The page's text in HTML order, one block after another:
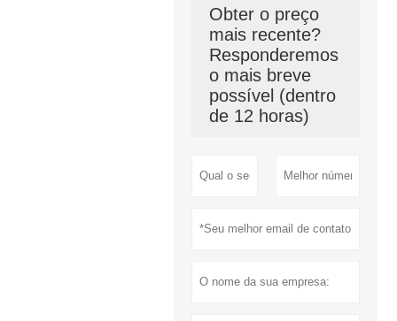
Obter o preço
mais recente?
Responderemos
o mais breve
possível (dentro
de 12 horas)